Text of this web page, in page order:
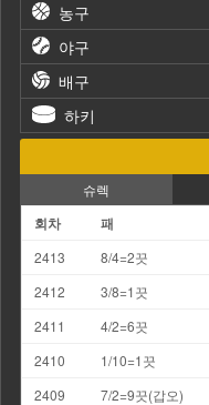
농구
야구
배구
하키
슈렉
회차 패
2413 8/4=2끗
2412
3/8=1끗
2411
4/2=6끗
2410
1/10=1끗
2409
7/2=9끗(갑오)